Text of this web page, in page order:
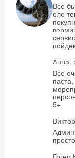
Все
еле
Анна
Все
5+
Гогер